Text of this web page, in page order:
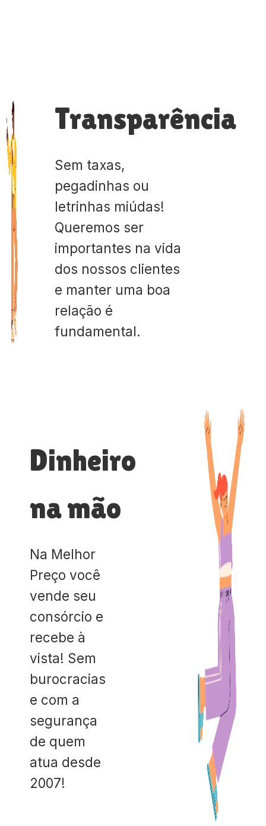
Transparência
Sem taxas,
pegadinhas ou
letrinhas miúdas!
Queremos ser
importantes na vida
dos nossos clientes
e manter uma boa
relação é
fundamental.
Dinheiro
na mão
Na Melhor
Preço você
vende seu
consórcio e
recebe à
vista! Sem
burocracias
e com a
segurança
de quem
atua desde
2007!